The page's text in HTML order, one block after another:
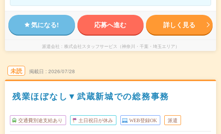
気になる! 応募へ進む 詳しく見る
派遣会社 株式会社スタッフサービス（神奈川・千葉・埼玉エリア）
未読 掲載日 2026/07/28
残業ほぼなし▼武蔵新城での総務事務
交通費別途支給あり 土日祝日が休み WEB登録OK 派遣